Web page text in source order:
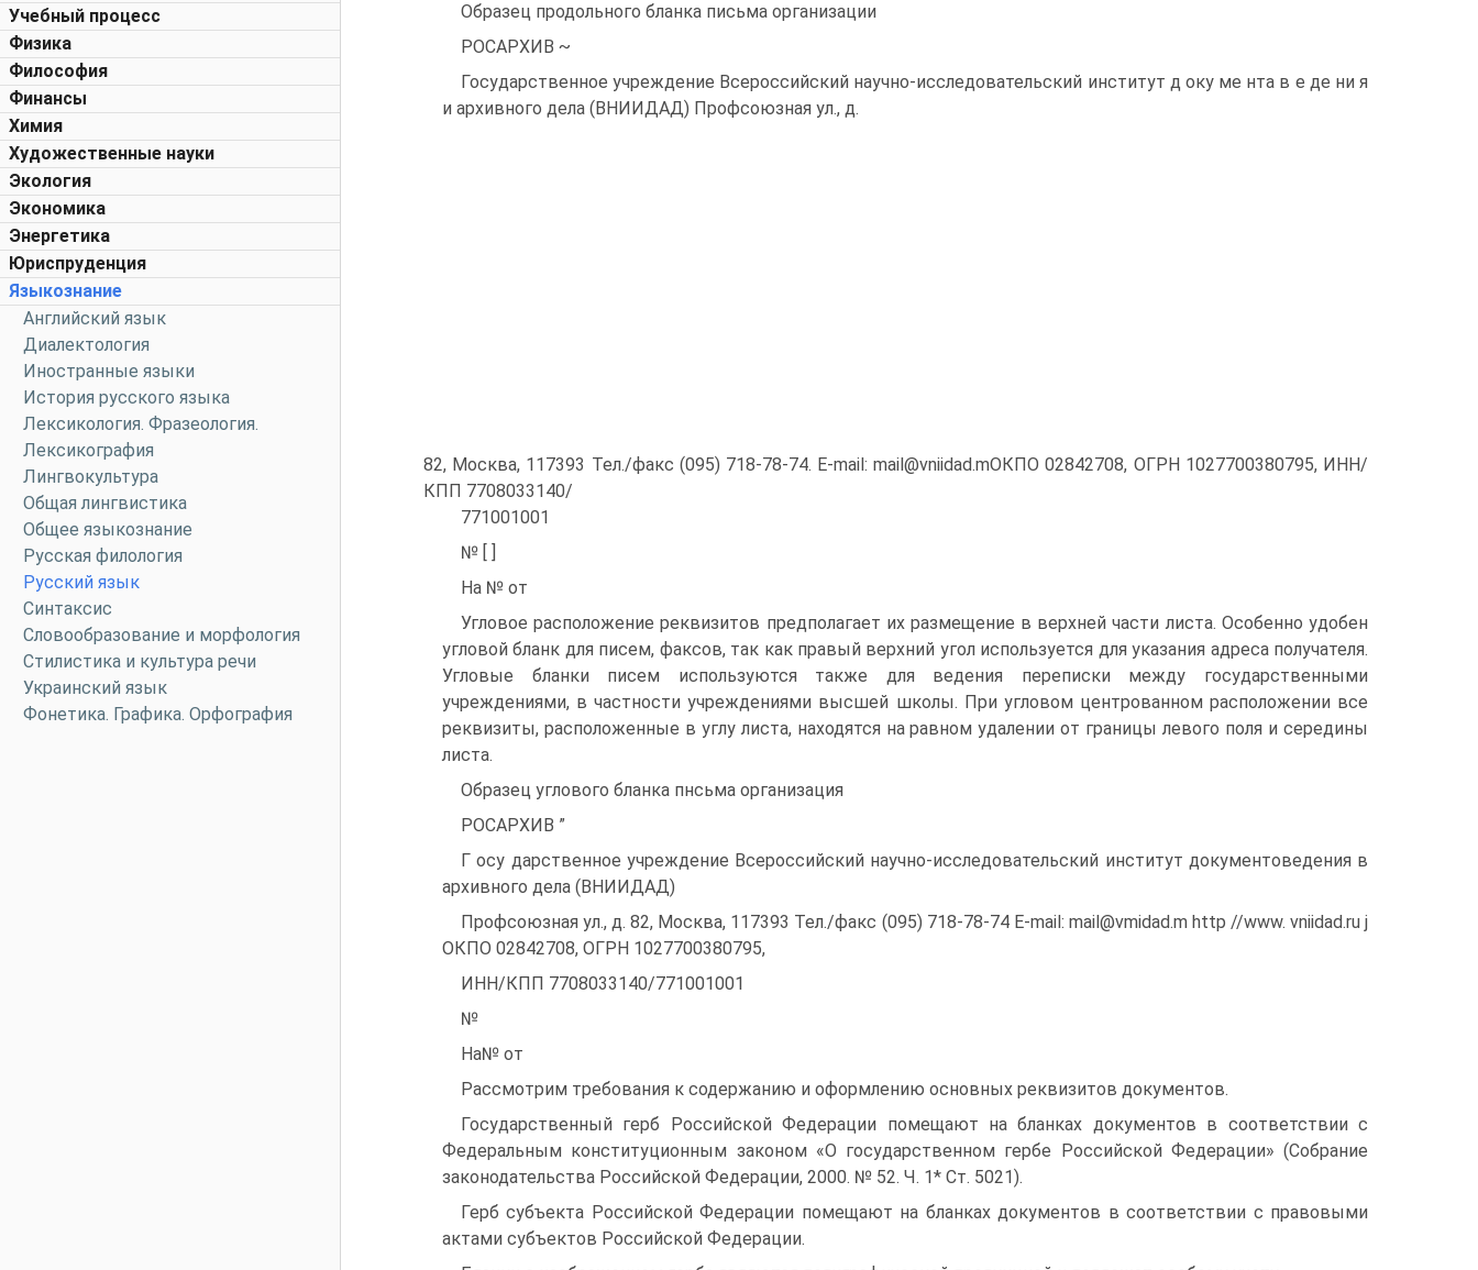
Учебный процесс
Физика
Философия
Финансы
Химия
Художественные науки
Экология
Экономика
Энергетика
Юриспруденция
Языкознание
Английский язык
Диалектология
Иностранные языки
История русского языка
Лексикология. Фразеология.
Лексикография
Лингвокультура
Общая лингвистика
Общее языкознание
Русская филология
Русский язык
Синтаксис
Словообразование и морфология
Стилистика и культура речи
Украинский язык
Фонетика. Графика. Орфография
Образец продольного бланка письма организации
РОСАРХИВ ~
Государственное учреждение Всероссийский научно-исследовательский институт д оку ме нта в е де ни я
и архивного дела (ВНИИДАД) Профсоюзная ул., д.
82, Москва, 117393 Тел./факс (095) 718-78-74. E-mail: mail@vniidad.mОКПО 02842708, ОГРН 1027700380795, ИНН/
КПП 7708033140/
771001001
№ [ ]
На № от
Угловое расположение реквизитов предполагает их размещение в верхней части листа. Особенно удобен
угловой бланк для писем, факсов, так как правый верхний угол используется для указания адреса получателя.
Угловые бланки писем используются также для ведения переписки между государственными
учреждениями, в частности учреждениями высшей школы. При угловом центрованном расположении все
реквизиты, расположенные в углу листа, находятся на равном удалении от границы левого поля и середины
листа.
Образец углового бланка пнсьма организация
РОСАРХИВ ”
Г осу дарственное учреждение Всероссийский научно-исследовательский институт документоведения в
архивного дела (ВНИИДАД)
Профсоюзная ул., д. 82, Москва, 117393 Тел./факс (095) 718-78-74 E-mail: mail@vmidad.m http //www. vniidad.ru j
ОКПО 02842708, ОГРН 1027700380795,
ИНН/КПП 7708033140/771001001
№
На№ от
Рассмотрим требования к содержанию и оформлению основных реквизитов документов.
Государственный герб Российской Федерации помещают на бланках документов в соответствии с
Федеральным конституционным законом «О государственном гербе Российской Федерации» (Собрание
законодательства Российской Федерации, 2000. № 52. Ч. 1* Ст. 5021).
Герб субъекта Российской Федерации помещают на бланках документов в соответствии с правовыми
актами субъектов Российской Федерации.